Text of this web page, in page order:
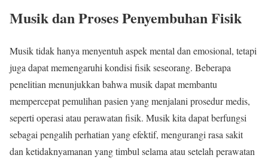
Musik dan Proses Penyembuhan Fisik
Musik tidak hanya menyentuh aspek mental dan emosional, tetapi
juga dapat memengaruhi kondisi fisik seseorang. Beberapa
penelitian menunjukkan bahwa musik dapat membantu
mempercepat pemulihan pasien yang menjalani prosedur medis,
seperti operasi atau perawatan fisik. Musik kita dapat berfungsi
sebagai pengalih perhatian yang efektif, mengurangi rasa sakit
dan ketidaknyamanan yang timbul selama atau setelah perawatan